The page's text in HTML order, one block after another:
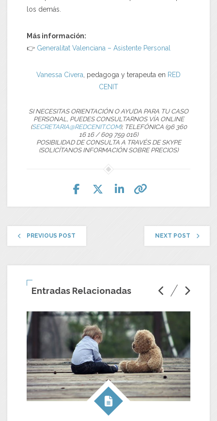
los demás.
Más información:
👉 Generalitat Valenciana – Asistente Personal
Vanessa Civera , pedagoga y terapeuta en RED
CENIT
SI NECESITAS ORIENTACIÓN O AYUDA PARA TU CASO
PERSONAL, PUEDES CONSULTARNOS VÍA ONLINE
(SECRETARIA@REDCENIT.COM); TELEFÓNICA (96 360
16 16 / 609 759 016)
POSIBILIDAD DE CONSULTA A TRAVÉS DE SKYPE
(SOLICÍTANOS INFORMACIÓN SOBRE PRECIOS)
PREVIOUS POST NEXT POST
Entradas Relacionadas